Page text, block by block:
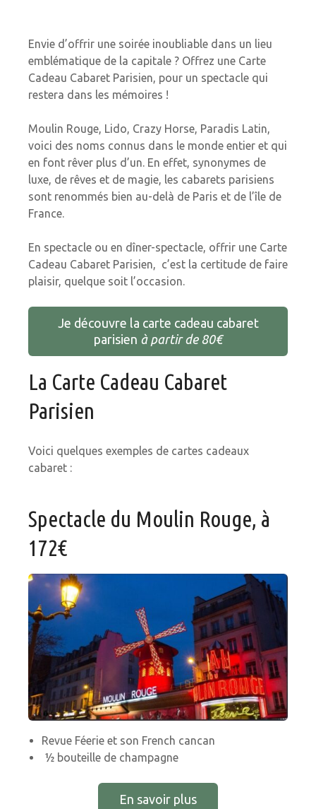
Envie d’offrir une soirée inoubliable dans un lieu
emblématique de la capitale ? Offrez une Carte
Cadeau Cabaret Parisien, pour un spectacle qui
restera dans les mémoires !
Moulin Rouge, Lido, Crazy Horse, Paradis Latin,
voici des noms connus dans le monde entier et qui
en font rêver plus d’un. En effet, synonymes de
luxe, de rêves et de magie, les cabarets parisiens
sont renommés bien au-delà de Paris et de l’île de
France.
En spectacle ou en dîner-spectacle, offrir une Carte
Cadeau Cabaret Parisien, c’est la certitude de faire
plaisir, quelque soit l’occasion.
Je découvre la carte cadeau cabaret
parisien à partir de 80€
La Carte Cadeau Cabaret
Parisien
Voici quelques exemples de cartes cadeaux
cabaret :
Spectacle du Moulin Rouge, à
172€
Revue Féerie et son French cancan
½ bouteille de champagne
En savoir plus